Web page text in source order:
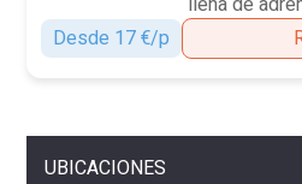
Desde 17 €/p
UBICACIONES